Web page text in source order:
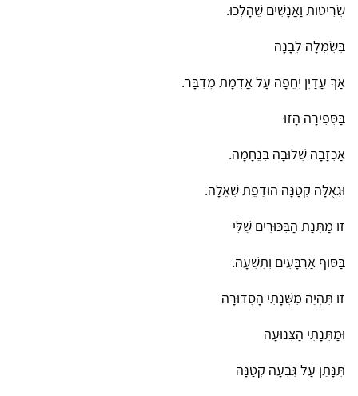
שְׂרִיטוֹת וַאֲנָשִׁים שֶׁהָלְכוּ.
בְּשִׂמְלָה לְבָנָה
אַךְ עֲדַיִן יְחֵפָה עַל אֲדְמָת מִדְבָּר.
בַּסְּפִירָה הָזוּ
אַכְזָבָה שְׁלוּבָה בְּנֶחָמָה.
וּגְאֻלָּה קְטַנָּה הוֹדֶפֶת שְׁאֵלָה.
זוֹ מַתְּנַת הַבִּכּוּרִים שֶׁלִּי
בַּסּוֹף אַרְבָּעִים וְתִשְׁעָה.
זוֹ תִּהְיֶה מִשְּׁנָתִי הָסְדוּרָה
וּמַתְּנָתִי הַצְּנוּעָה
תִּנָּתֵן עַל גִּבְעָה קְטַנָּה